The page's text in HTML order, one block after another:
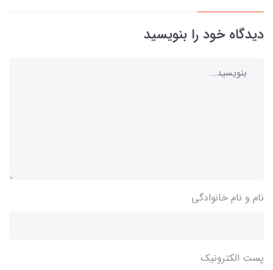
دیدگاه خود را بنویسید
نام و نام خانوادگی
پست الکترونیک